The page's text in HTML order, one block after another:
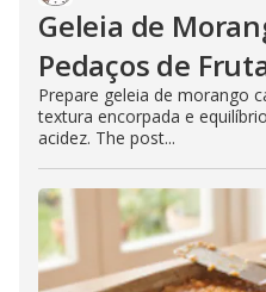
Geleia de
Pedaços de
Prepare geleia de morango
textura encorpada e
acidez. The post...